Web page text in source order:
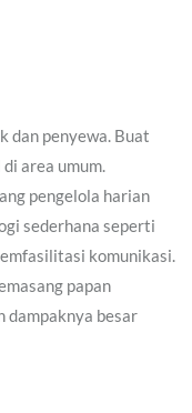
dan penyewa. Buat
area umum.
pengelola harian
sederhana seperti
komunikasi.
papan
dampaknya besar